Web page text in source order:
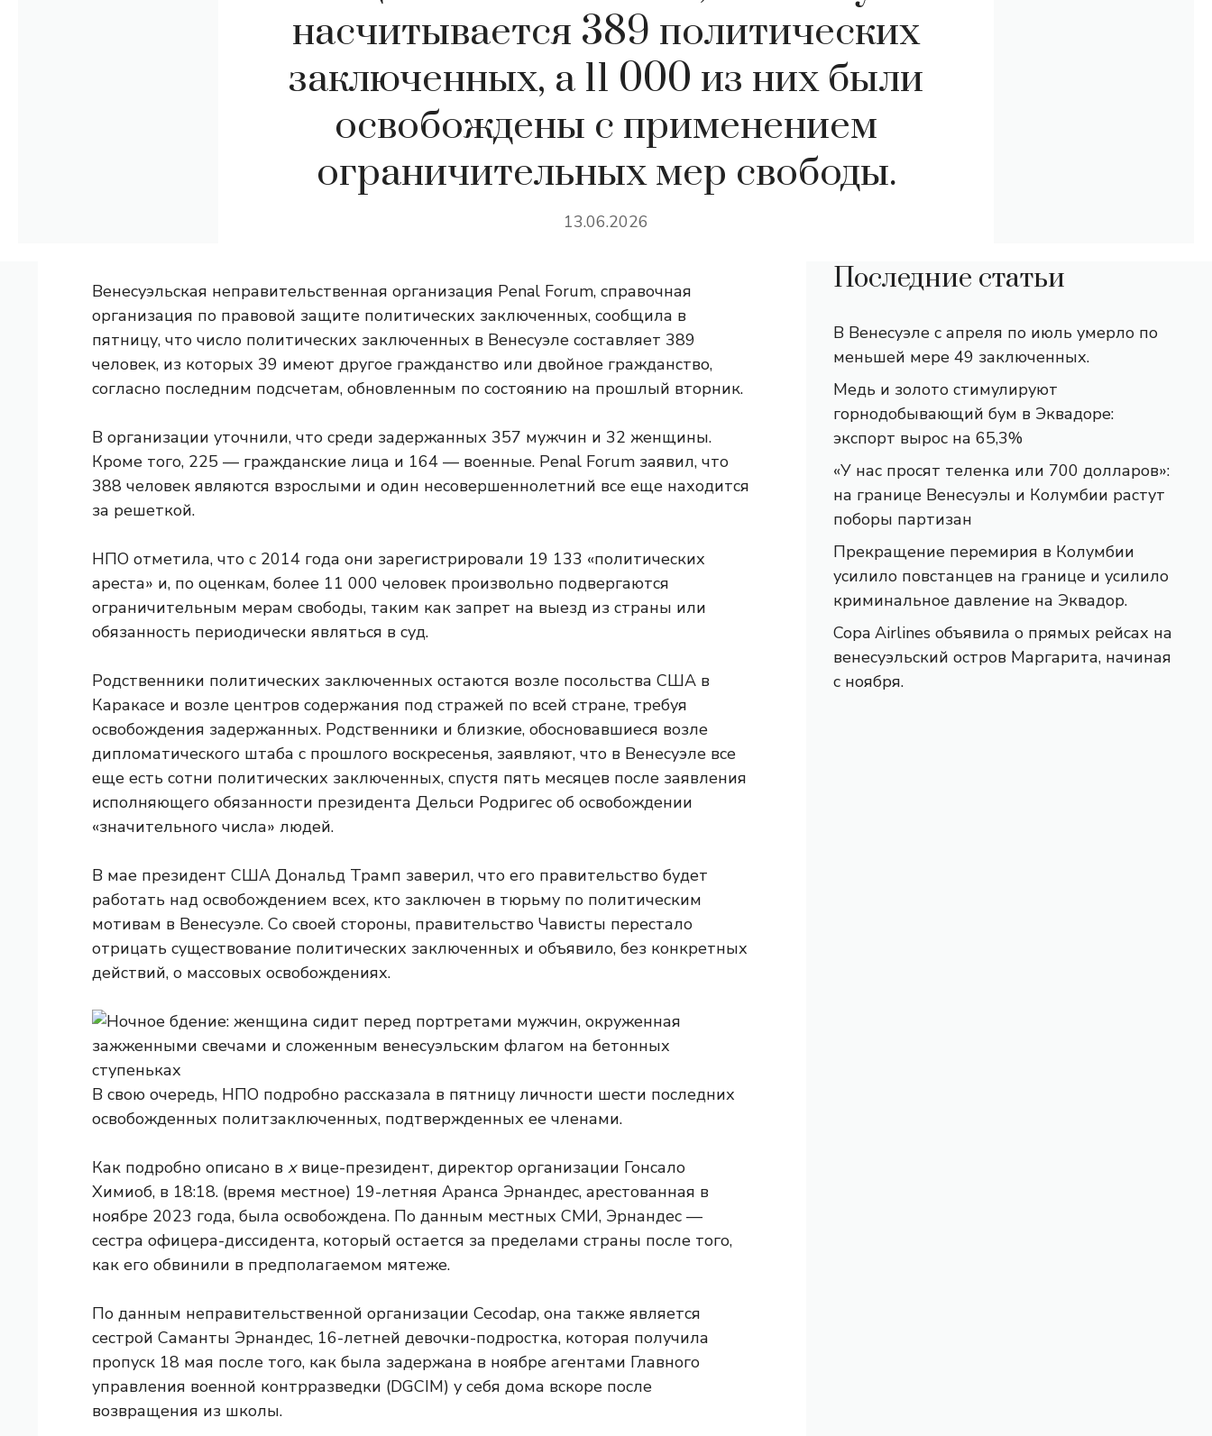
насчитывается 389 политических
заключенных, а 11 000 из них были
освобождены с применением
ограничительных мер свободы.
13.06.2026
Венесуэльская неправительственная организация Penal Forum, справочная
организация по правовой защите политических заключенных, сообщила в
пятницу, что число политических заключенных в Венесуэле составляет 389
человек, из которых 39 имеют другое гражданство или двойное гражданство,
согласно последним подсчетам, обновленным по состоянию на прошлый вторник.
В организации уточнили, что среди задержанных 357 мужчин и 32 женщины.
Кроме того, 225 — гражданские лица и 164 — военные. Penal Forum заявил, что
388 человек являются взрослыми и один несовершеннолетний все еще находится
за решеткой.
НПО отметила, что с 2014 года они зарегистрировали 19 133 «политических
ареста» и, по оценкам, более 11 000 человек произвольно подвергаются
ограничительным мерам свободы, таким как запрет на выезд из страны или
обязанность периодически являться в суд.
Родственники политических заключенных остаются возле посольства США в
Каракасе и возле центров содержания под стражей по всей стране, требуя
освобождения задержанных. Родственники и близкие, обосновавшиеся возле
дипломатического штаба с прошлого воскресенья, заявляют, что в Венесуэле все
еще есть сотни политических заключенных, спустя пять месяцев после заявления
исполняющего обязанности президента Дельси Родригес об освобождении
«значительного числа» людей.
В мае президент США Дональд Трамп заверил, что его правительство будет
работать над освобождением всех, кто заключен в тюрьму по политическим
мотивам в Венесуэле. Со своей стороны, правительство Чависты перестало
отрицать существование политических заключенных и объявило, без конкретных
действий, о массовых освобождениях.
В свою очередь, НПО подробно рассказала в пятницу личности шести последних
освобожденных политзаключенных, подтвержденных ее членами.
Как подробно описано в хвице-президент, директор организации Гонсало
Химиоб, в 18:18. (время местное) 19-летняя Аранса Эрнандес, арестованная в
ноябре 2023 года, была освобождена. По данным местных СМИ, Эрнандес —
сестра офицера-диссидента, который остается за пределами страны после того,
как его обвинили в предполагаемом мятеже.
По данным неправительственной организации Cecodap, она также является
сестрой Саманты Эрнандес, 16-летней девочки-подростка, которая получила
пропуск 18 мая после того, как была задержана в ноябре агентами Главного
управления военной контрразведки (DGCIM) у себя дома вскоре после
возвращения из школы.
Последние статьи
В Венесуэле с апреля по июль умерло по
меньшей мере 49 заключенных.
Медь и золото стимулируют
горнодобывающий бум в Эквадоре:
экспорт вырос на 65,3%
«У нас просят теленка или 700 долларов»:
на границе Венесуэлы и Колумбии растут
поборы партизан
Прекращение перемирия в Колумбии
усилило повстанцев на границе и усилило
криминальное давление на Эквадор.
Copa Airlines объявила о прямых рейсах на
венесуэльский остров Маргарита, начиная
с ноября.